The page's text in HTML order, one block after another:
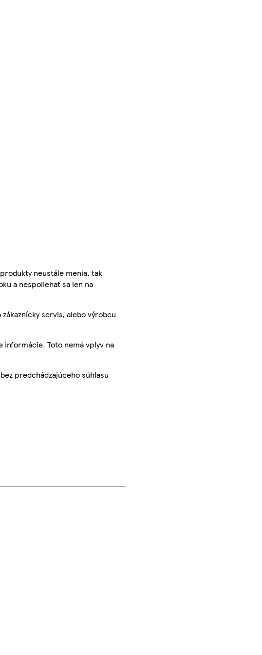
neustále menia, tak
a nespoliehať sa len na
servis, alebo výrobcu
informácie. Toto nemá vplyv na
predchádzajúceho súhlasu